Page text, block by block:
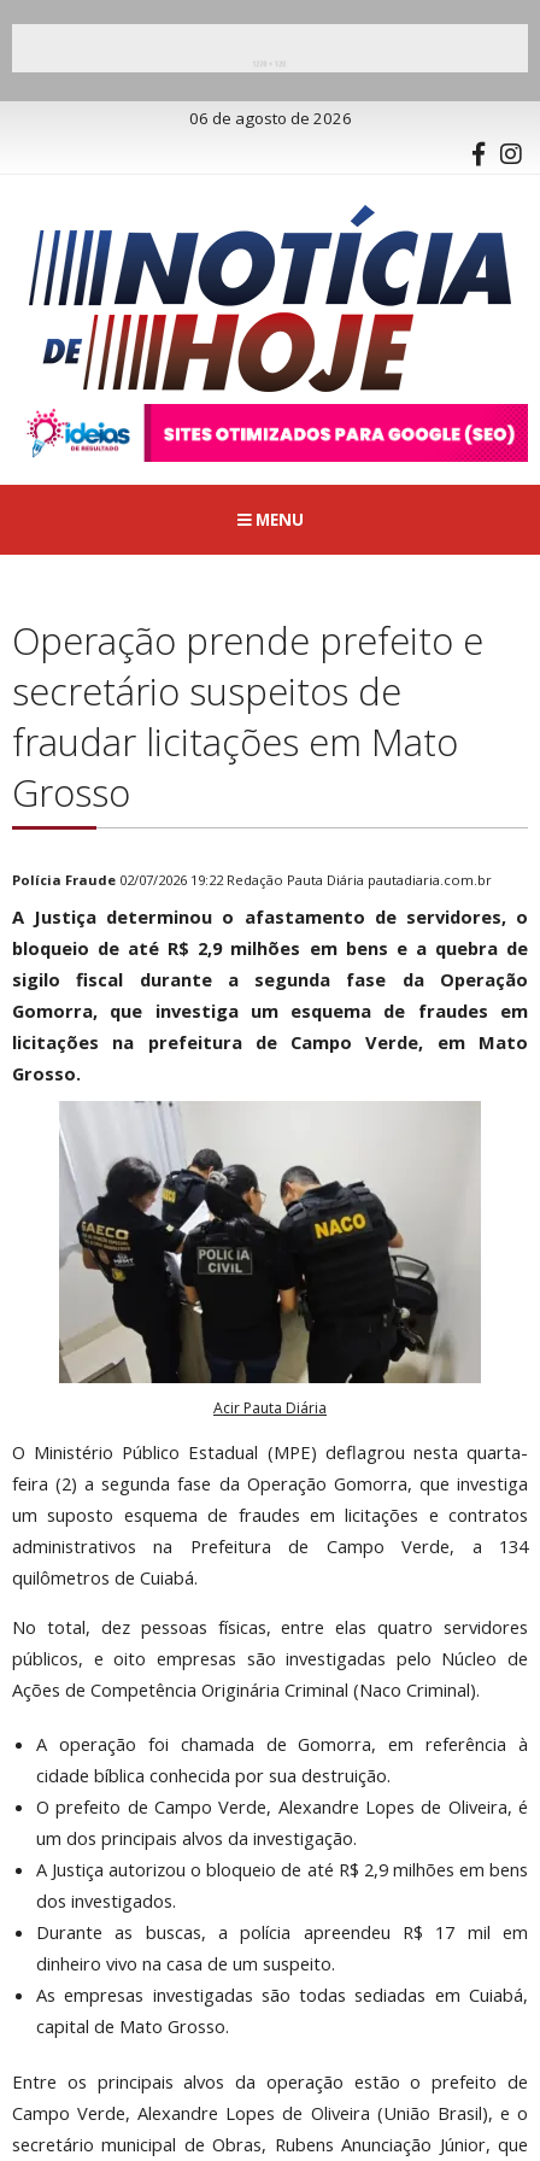
06 de agosto de 2026
MENU
Operação prende prefeito e
secretário suspeitos de
fraudar licitações em Mato
Grosso
Polícia Fraude 02/07/2026 19:22 Redação Pauta Diária pautadiaria.com.br
A Justiça determinou o afastamento de servidores, o
bloqueio de até R$ 2,9 milhões em bens e a quebra de
sigilo fiscal durante a segunda fase da Operação
Gomorra, que investiga um esquema de fraudes em
licitações na prefeitura de Campo Verde, em Mato
Grosso.
Acir Pauta Diária
O Ministério Público Estadual (MPE) deflagrou nesta quarta-
feira (2) a segunda fase da Operação Gomorra, que investiga
um suposto esquema de fraudes em licitações e contratos
administrativos na Prefeitura de Campo Verde, a 134
quilômetros de Cuiabá.
No total, dez pessoas físicas, entre elas quatro servidores
públicos, e oito empresas são investigadas pelo Núcleo de
Ações de Competência Originária Criminal (Naco Criminal).
A operação foi chamada de Gomorra, em referência à
cidade bíblica conhecida por sua destruição.
O prefeito de Campo Verde, Alexandre Lopes de Oliveira, é
um dos principais alvos da investigação.
A Justiça autorizou o bloqueio de até R$ 2,9 milhões em bens
dos investigados.
Durante as buscas, a polícia apreendeu R$ 17 mil em
dinheiro vivo na casa de um suspeito.
As empresas investigadas são todas sediadas em Cuiabá,
capital de Mato Grosso.
Entre os principais alvos da operação estão o prefeito de
Campo Verde, Alexandre Lopes de Oliveira (União Brasil), e o
secretário municipal de Obras, Rubens Anunciação Júnior, que